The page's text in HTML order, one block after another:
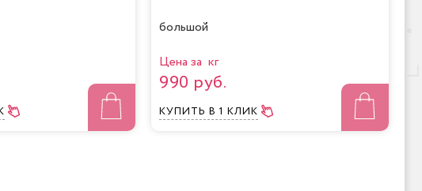
большой
Цена за кг
990 руб.
КУПИТЬ В 1 КЛИК